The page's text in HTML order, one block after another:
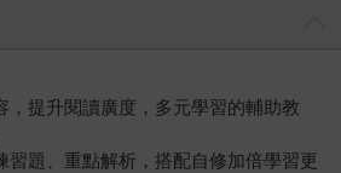
，提升閱讀廣度，多元學習的輔助教
習題、重點解析，搭配自修加倍學習更